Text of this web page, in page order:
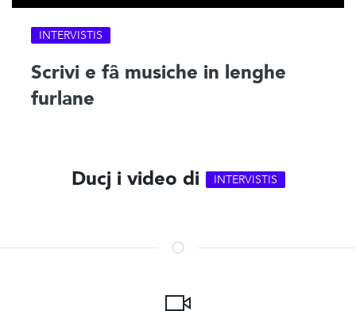
INTERVISTIS
Scrivi e fâ musiche in lenghe
furlane
Ducj i video di INTERVISTIS